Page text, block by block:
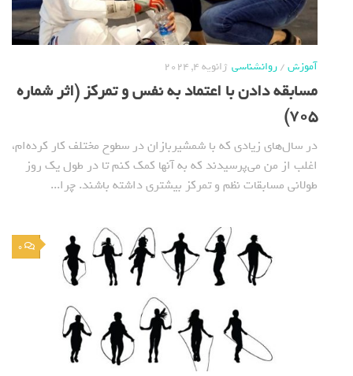
آموزش/روانشناسی ژانویه 4, 2024
مسابقه دادن با اعتماد به نفس و تمرکز (اثر شماره
705)
در سال‌های زیادی که با شمشیربازان در سطوح مختلف کار کرده‌ام،
اغلب از من می‌پرسیدند که به آنها کمک کنم تا در طول یک روز
طولانی مسابقات نظم و تمرکز بیشتری داشته باشند. چرا...
0